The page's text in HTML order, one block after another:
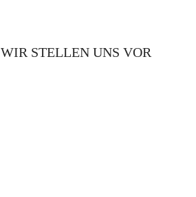
WIR STELLEN UNS VOR